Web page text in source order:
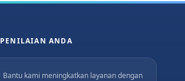
PENILAIAN ANDA
Bantu kami meningkatkan layanan dengan